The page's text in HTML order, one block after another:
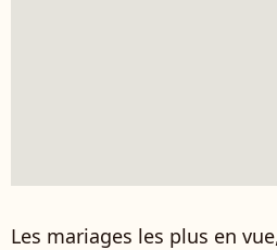
Les mariages les plus en